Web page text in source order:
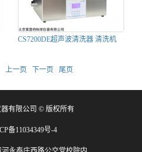
CS7200DE超声波清洗器 清洗机
上一页 下一页 尾页
有限公司 © 版权所有
备11034349号-4